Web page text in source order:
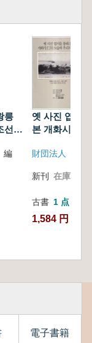
선왕
む
編
옛 사진 엽서
본 개화시 仁
絵葉書で見た
新刊 在庫なし
古書 1 点
1,584 円
電子書籍